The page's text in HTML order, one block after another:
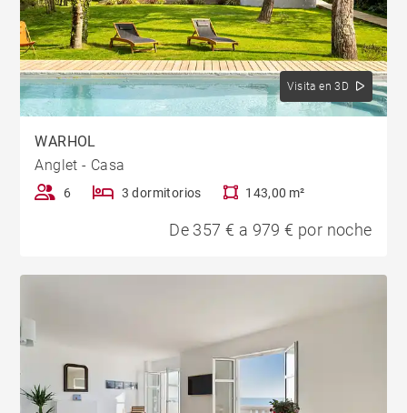
Visita en 3D
WARHOL
Anglet - Casa
6 3 dormitorios 143,00 m²
De 357 € a 979 € por noche